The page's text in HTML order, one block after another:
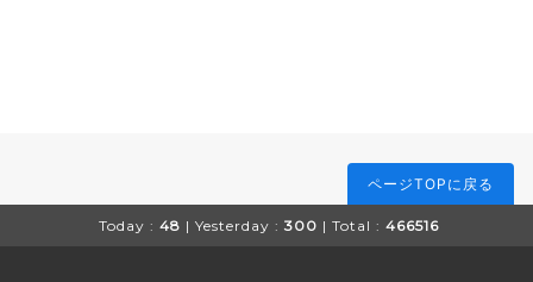
ページTOPに戻る
Today : 48 | Yesterday : 300 | Total : 466516